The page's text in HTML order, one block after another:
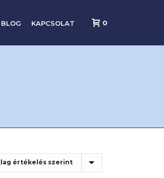
BLOG KAPCSOLAT 0